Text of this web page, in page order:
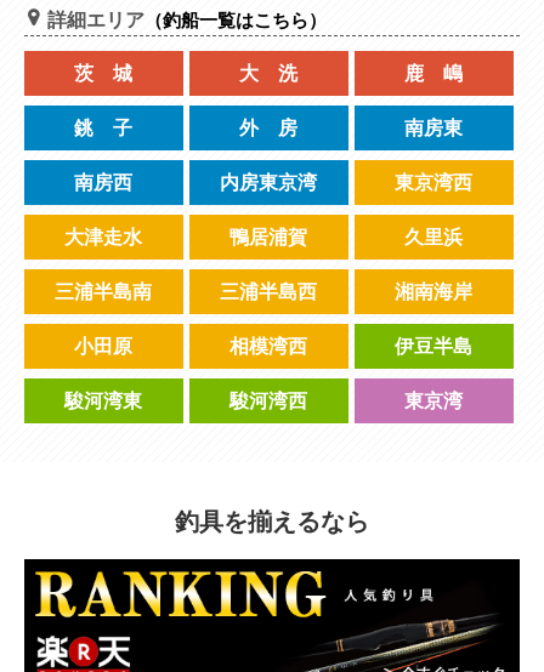
詳細エリア （釣船一覧はこちら）
茨 城 大 洗 鹿 嶋
銚 子 外 房 南房東
南房西 内房東京湾 東京湾西
大津走水 鴨居浦賀 久里浜
三浦半島南 三浦半島西 湘南海岸
小田原 相模湾西 伊豆半島
駿河湾東 駿河湾西 東京湾
釣具を揃えるなら